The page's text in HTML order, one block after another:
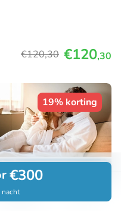
Boekingen
€300
nacht
€120,30 €120,30
19% korting